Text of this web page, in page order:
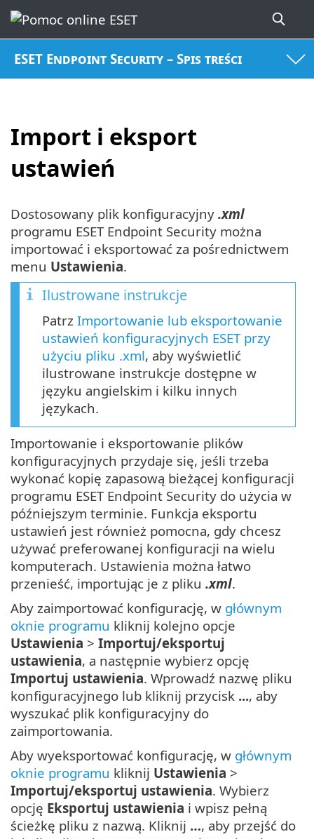
ESET Endpoint Security – Spis treści
Import i eksport
ustawień
Dostosowany plik konfiguracyjny .xml
programu ESET Endpoint Security można
importować i eksportować za pośrednictwem
menu Ustawienia.
Ilustrowane instrukcje
Patrz Importowanie lub eksportowanie
ustawień konfiguracyjnych ESET przy
użyciu pliku .xml, aby wyświetlić
ilustrowane instrukcje dostępne w
języku angielskim i kilku innych
językach.
Importowanie i eksportowanie plików
konfiguracyjnych przydaje się, jeśli trzeba
wykonać kopię zapasową bieżącej konfiguracji
programu ESET Endpoint Security do użycia w
późniejszym terminie. Funkcja eksportu
ustawień jest również pomocna, gdy chcesz
używać preferowanej konfiguracji na wielu
komputerach. Ustawienia można łatwo
przenieść, importując je z pliku .xml.
Aby zaimportować konfigurację, w głównym
oknie programu kliknij kolejno opcje
Ustawienia > Importuj/eksportuj
ustawienia, a następnie wybierz opcję
Importuj ustawienia. Wprowadź nazwę pliku
konfiguracyjnego lub kliknij przycisk ..., aby
wyszukać plik konfiguracyjny do
zaimportowania.
Aby wyeksportować konfigurację, w głównym
oknie programu kliknij Ustawienia >
Importuj/eksportuj ustawienia. Wybierz
opcję Eksportuj ustawienia i wpisz pełną
ścieżkę pliku z nazwą. Kliknij …, aby przejść do